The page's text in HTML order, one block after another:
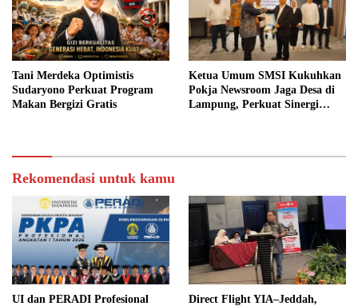
Tani Merdeka Optimistis
Sudaryono Perkuat Program
Makan Bergizi Gratis
Ketua Umum SMSI Kukuhkan
Pokja Newsroom Jaga Desa di
Lampung, Perkuat Sinergi
Rekomendasi untuk kamu
UI dan PERADI Profesional
Direct Flight YIA–Jeddah,